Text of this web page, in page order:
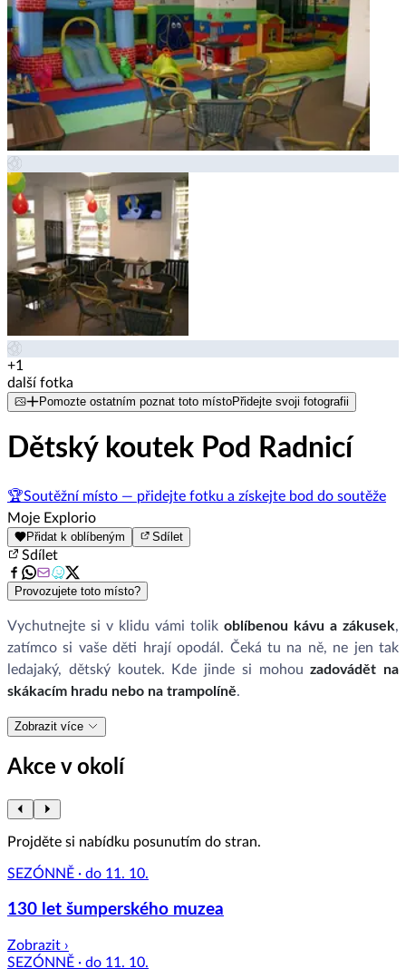
+1
další fotka
Pomozte ostatním poznat toto místoPřidejte svoji fotografii
Dětský koutek Pod Radnicí
🏆Soutěžní místo — přidejte fotku a získejte bod do soutěže
Moje Explorio
Přidat k oblíbeným Sdílet
Sdílet
Provozujete toto místo?
Vychutnejte si v klidu vámi tolik oblíbenou kávu a zákusek,
zatímco si vaše děti hrají opodál. Čeká tu na ně, ne jen tak
ledajaký, dětský koutek. Kde jinde si mohouzadovádět na
skákacím hradu nebo na trampolíně.
Zobrazit více
Akce v okolí
Projděte si nabídku posunutím do stran.
SEZÓNNĚ · do 11. 10.
130 let šumperského muzea
Zobrazit ›
SEZÓNNĚ · do 11. 10.